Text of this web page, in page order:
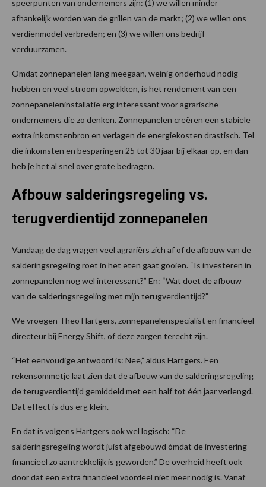
speerpunten van ondernemers zijn: (1) we willen minder
afhankelijk worden van de grillen van de markt; (2) we willen ons
verdienmodel verbreden; en (3) we willen ons bedrijf
verduurzamen.
Omdat zonnepanelen lang meegaan, weinig onderhoud nodig
hebben en veel stroom opwekken, is het rendement van een
zonnepaneleninstallatie erg interessant voor agrarische
ondernemers die zo denken. Zonnepanelen creëren een stabiele
extra inkomstenbron en verlagen de energiekosten drastisch. Tel
die inkomsten en besparingen 25 tot 30 jaar bij elkaar op, en dan
heb je het al snel over grote bedragen.
Afbouw salderingsregeling vs.
terugverdientijd zonnepanelen
Vandaag de dag vragen veel agrariërs zich af of de afbouw van de
salderingsregeling roet in het eten gaat gooien. “Is investeren in
zonnepanelen nog wel interessant?” En: “Wat doet de afbouw
van de salderingsregeling met mijn terugverdientijd?”
We vroegen Theo Hartgers, zonnepanelenspecialist en financieel
directeur bij Energy Shift, of deze zorgen terecht zijn.
“Het eenvoudige antwoord is: Nee,” aldus Hartgers. Een
rekensommetje laat zien dat de afbouw van de salderingsregeling
de terugverdientijd gemiddeld met een half tot één jaar verlengd.
Dat effect is dus erg klein.
En dat is volgens Hartgers ook wel logisch: “De
salderingsregeling wordt juist afgebouwd ómdat de investering
financieel zo aantrekkelijk is geworden.” De overheid heeft ook
door dat een extra financieel voordeel niet meer nodig is. Vanaf